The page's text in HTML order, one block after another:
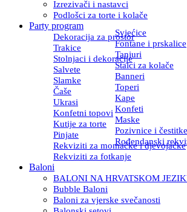
Izrezivači i nastavci
Podlošci za torte i kolače
Party program
Dekoracija za prostor
Svjećice
Trakice
Fontane i prskalice
Stolnjaci i dekoracije
Tanjuri
Salvete
Stalci za kolače
Slamke
Banneri
Čaše
Toperi
Ukrasi
Kape
Konfetni topovi Konfeti
Kutije za torte
Maske
Pinjate
Pozivnice i čestitke
Rekviziti za momačke i djevojačke
Rođendanski
Rekviziti za fotkanje
Baloni
BALONI NA HRVATSKOM
Bubble Baloni
Baloni za vjerske svečanosti